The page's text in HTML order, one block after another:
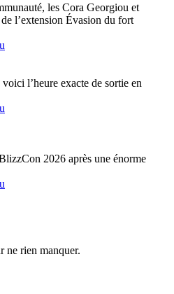
les Cora Georgiou et
l’extension Évasion du fort
l’heure exacte de sortie en
2026 après une énorme
ne rien manquer.